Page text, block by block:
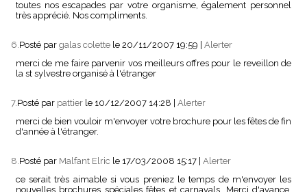
toutes nos escapades par votre organisme, également personnel
très apprécié. Nos compliments.
6.Posté par galas colette le 20/11/2007 19:59
Alerter
merci de me faire parvenir vos meilleurs offres pour le reveillon de
la st sylvestre organisé à l'étranger
7.Posté par pattier le 10/12/2007 14:28
Alerter
merci de bien vouloir m'envoyer votre brochure pour les fêtes de fin
d'année à l'étranger.
8.Posté par Malfant Elric le 17/03/2008 15:17 Alerter
ce serait très aimable si vous preniez le temps de m'envoyer les
nouvelles brochures spéciales fêtes et carnavals. Merci d'avance.